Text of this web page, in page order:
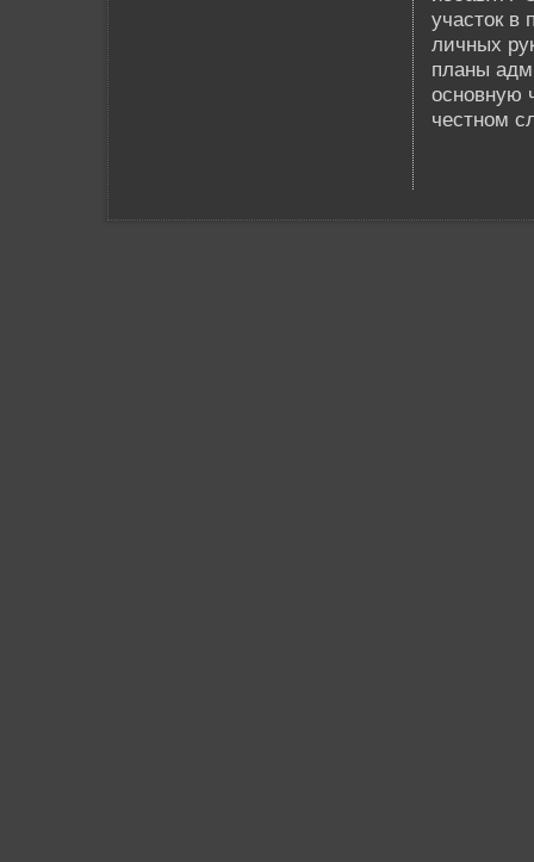
участок в
личных
планы
основную
честном